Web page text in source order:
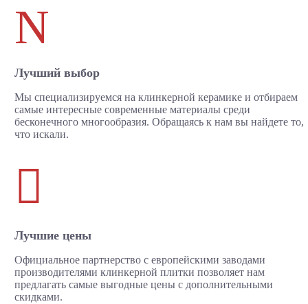
N
Лучший выбор
Мы специализируемся на клинкерной керамике и отбираем
самые интересные современные материалы среди
бесконечного многообразия. Обращаясь к нам вы найдете то,
что искали.

Лучшие цены
Официальное партнерство с европейскими заводами
производителями клинкерной плитки позволяет нам
предлагать самые выгодные цены с дополнительными
скидками.